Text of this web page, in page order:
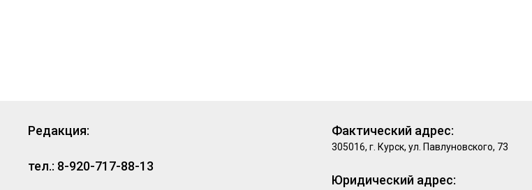
Редакция:
тел.: 8-920-717-88-13
Фактический адрес:
305016, г. Курск, ул. Павлуновского, 73
Юридический адрес: